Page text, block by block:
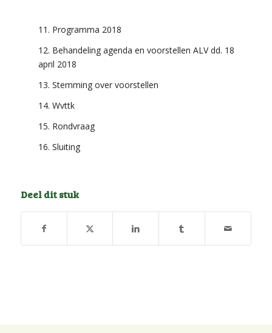
Programma 2018
Behandeling agenda en voorstellen ALV dd. 18
april 2018
Stemming over voorstellen
Wvttk
Rondvraag
Sluiting
Deel dit stuk